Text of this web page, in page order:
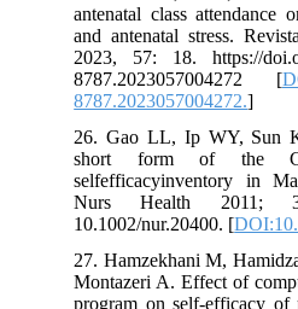
antenatal class
and antenatal
2023, 57: 18.
26. Gao LL, Ip
short form of
Nurs Health
10.1002/nur.20400.
27. Hamzekhani M,
Montazeri A. Effect
program on self-